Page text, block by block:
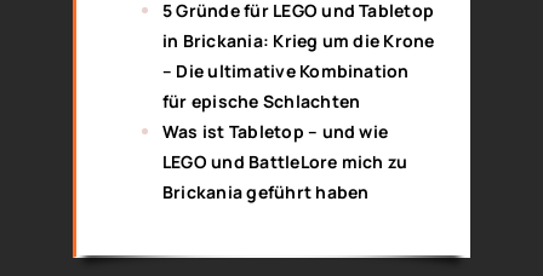
5 Gründe für LEGO und Tabletop
in Brickania: Krieg um die Krone
– Die ultimative Kombination
für epische Schlachten
Was ist Tabletop – und wie
LEGO und BattleLore mich zu
Brickania geführt haben